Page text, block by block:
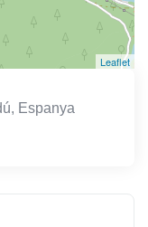
Leaflet
Espanya